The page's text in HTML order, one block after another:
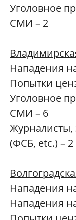
Уголовное
СМИ – 2
Нападения
Попытки
Уголовное
СМИ – 6
(ФСБ, etc.) – 2
Нападения
Нападения